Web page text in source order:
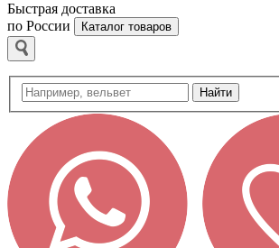
Быстрая доставка
по России
Каталог товаров
Найти